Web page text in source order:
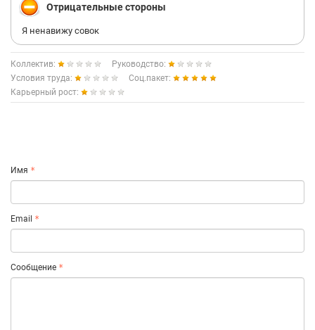
Отрицательные стороны
Я ненавижу совок
Коллектив:
Руководство:
Условия труда:
Соц.пакет:
Карьерный рост:
Имя
Email
Сообщение